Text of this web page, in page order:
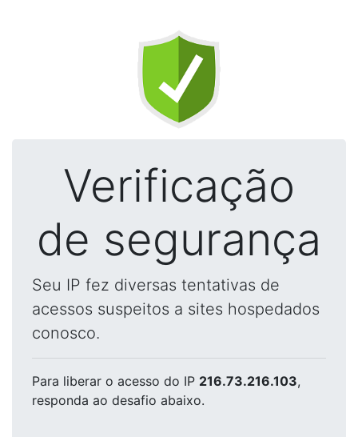
Verificação
de segurança
Seu IP fez diversas tentativas de
acessos suspeitos a sites hospedados
conosco.
Para liberar o acesso do IP 216.73.216.103,
responda ao desafio abaixo.